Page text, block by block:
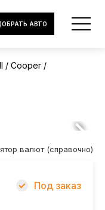
АВТО
Cooper
валют (справочно)
Под заказ